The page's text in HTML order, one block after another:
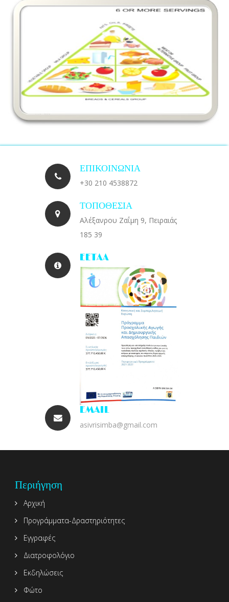
ΕΠΙΚΟΙΝΩΝΙΑ
+30 210 4538872
ΤΟΠΟΘΕΣΙΑ
Αλέξανρου Ζαΐμη 9, Πειραιάς
185 39
EETAA
EMAIL
asivrisimba@gmail.com
Περιήγηση
Αρχική
Προγράμματα-Δραστηριότητες
Εγγραφές
Διατροφολόγιο
Εκδηλώσεις
Φώτο